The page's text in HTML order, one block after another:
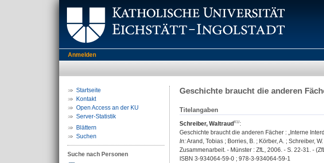
Anmelden
Startseite
Kontakt
Open Access an der KU
Server-Statistik
Blättern
Suchen
Suche nach Personen
Geschichte braucht die anderen
Titelangaben
Schreiber, Waltraud
:
Geschichte braucht die anderen Fächer : „Interne
In:Arand, Tobias ; Borries, B. ; Körber, A. ; Schreiber,
Zusammenarbeit. - Münster : ZfL, 2006. - S. 22-31. -
ISBN 3-934064-59-0 ; 978-3-934064-59-1